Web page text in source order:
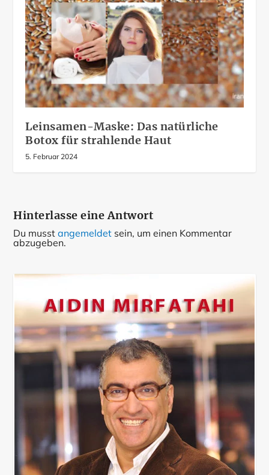
Leinsamen-Maske: Das natürliche
Botox für strahlende Haut
5. Februar 2024
Hinterlasse eine Antwort
Du musstangemeldet sein, um einen Kommentar
abzugeben.